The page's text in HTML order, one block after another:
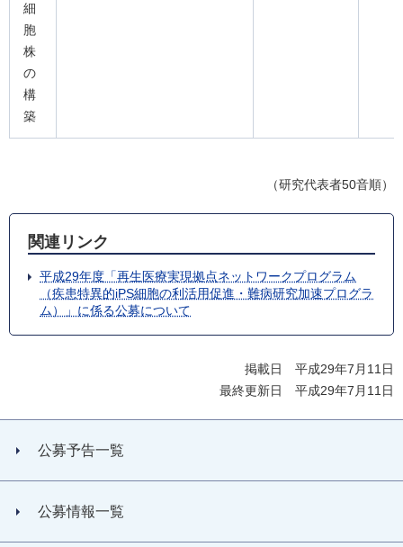
細
胞
株
の
構
築
（研究代表者50音順）
関連リンク
平成29年度「再生医療実現拠点ネットワークプログラム
（疾患特異的iPS細胞の利活用促進・難病研究加速プログラ
ム）」に係る公募について
掲載日 平成29年7月11日
最終更新日 平成29年7月11日
公募予告一覧
公募情報一覧